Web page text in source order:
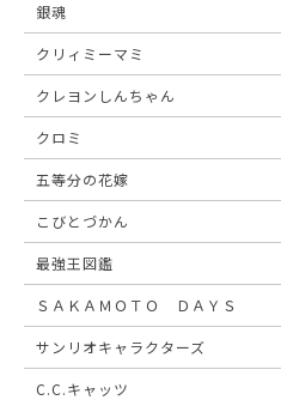
銀魂
クリィミーマミ
クレヨンしんちゃん
クロミ
五等分の花嫁
こびとづかん
最強王図鑑
ＳＡＫＡＭＯＴＯ ＤＡＹＳ
サンリオキャラクターズ
C.C.キャッツ